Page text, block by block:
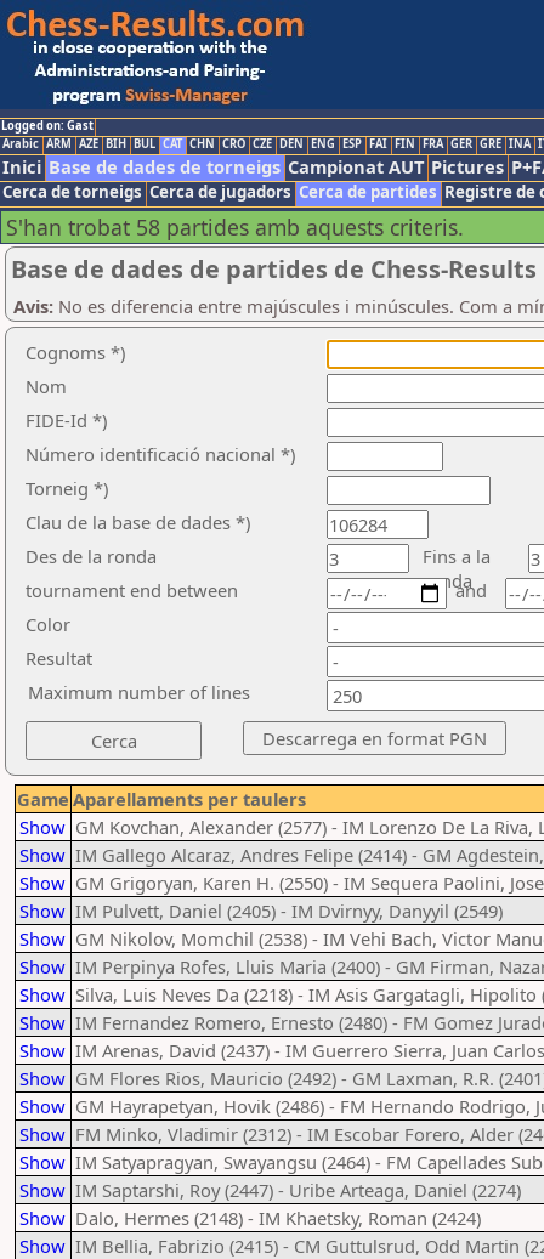
Logged on: Gast
Arabic ARM AZE BIH BUL CAT CHN CRO CZE DEN ENG ESP FAI FIN FRA GER GRE INA
Inici Base de dades de torneigs Campionat AUT Pictures
Cerca de torneigs Cerca de jugadors Cerca de partides Registre de
S'han trobat 58 partides amb aquests criteris.
Base de dades de partides de Chess-Results
Avis: No es diferencia entre majúscules i minúscules. Com a
Cognoms *)
Nom
FIDE-Id *)
Número identificació nacional *)
Torneig *)
Clau de la base de dades *)
Des de la ronda
Fins a la
ronda
tournament end between
Color
Resultat
and
Maximum number of lines
Game Aparellaments per taulers
Show GM Kovchan, Alexander (2577) - IM Lorenzo De La Riva,
Show IM Gallego Alcaraz, Andres Felipe (2414) - GM
Show GM Grigoryan, Karen H. (2550) - IM Sequera Paolini,
Show IM Pulvett, Daniel (2405) - IM Dvirnyy, Danyyil (2549)
Show GM Nikolov, Momchil (2538) - IM Vehi Bach, Victor
Show IM Perpinya Rofes, Lluis Maria (2400) - GM Firman,
Show Silva, Luis Neves Da (2218) - IM Asis Gargatagli, Hipolito
Show IM Fernandez Romero, Ernesto (2480) - FM Gomez
Show IM Arenas, David (2437) - IM Guerrero Sierra, Juan
Show GM Flores Rios, Mauricio (2492) - GM Laxman, R.R.
Show GM Hayrapetyan, Hovik (2486) - FM Hernando Rodrigo,
Show FM Minko, Vladimir (2312) - IM Escobar Forero, Alder
Show IM Satyapragyan, Swayangsu (2464) - FM Capellades
Show IM Saptarshi, Roy (2447) - Uribe Arteaga, Daniel (2274)
Show Dalo, Hermes (2148) - IM Khaetsky, Roman (2424)
Show IM Bellia, Fabrizio (2415) - CM Guttulsrud, Odd Martin